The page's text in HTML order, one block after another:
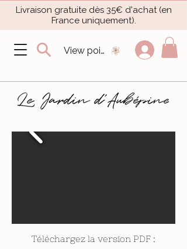
Livraison gratuite dès 35€ d'achat (en
France uniquement).​
View points
Téléchargez la version PDF :